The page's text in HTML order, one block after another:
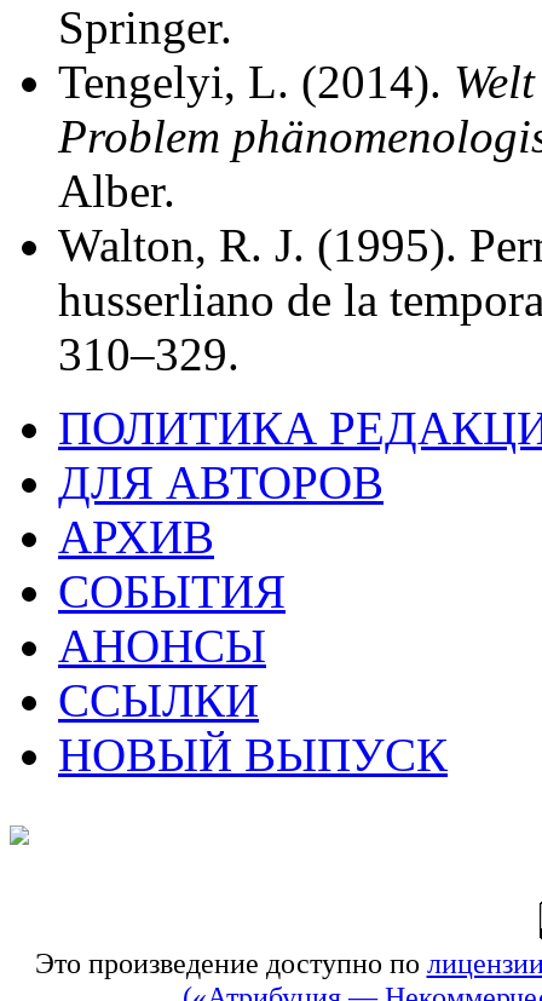
Springer.
Tengelyi, L. (2014).
Problem
Alber.
Walton, R. J. (1995).
husserliano de la
310–329.
ПОЛИТИКА
ДЛЯ АВТОРОВ
АРХИВ
СОБЫТИЯ
АНОНСЫ
ССЫЛКИ
НОВЫЙ ВЫПУСК
Это произведение доступно по